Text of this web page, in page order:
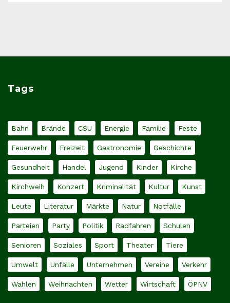
Tags
Bahn Brände CSU Energie Familie Feste
Feuerwehr Freizeit Gastronomie Geschichte
Gesundheit Handel Jugend Kinder Kirche
Kirchweih Konzert Kriminalität Kultur Kunst
Leute Literatur Märkte Natur Notfälle
Parteien Party Politik Radfahren Schulen
Senioren Soziales Sport Theater Tiere
Umwelt Unfälle Unternehmen Vereine Verkehr
Wahlen Weihnachten Wetter Wirtschaft ÖPNV